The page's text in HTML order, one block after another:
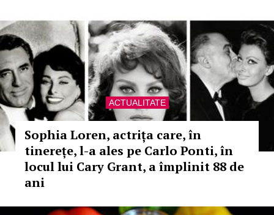
ACTUALITATE
Sophia Loren, actrița care, în
tinerețe, l-a ales pe Carlo Ponti, în
locul lui Cary Grant, a împlinit 88 de
ani